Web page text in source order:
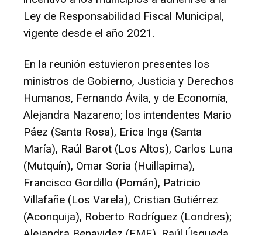
Ley de Responsabilidad Fiscal Municipal,
vigente desde el año 2021.
En la reunión estuvieron presentes los
ministros de Gobierno, Justicia y Derechos
Humanos, Fernando Ávila, y de Economía,
Alejandra Nazareno; los intendentes Mario
Páez (Santa Rosa), Erica Inga (Santa
María), Raúl Barot (Los Altos), Carlos Luna
(Mutquín), Omar Soria (Huillapima),
Francisco Gordillo (Pomán), Patricio
Villafañe (Los Varela), Cristian Gutiérrez
(Aconquija), Roberto Rodríguez (Londres);